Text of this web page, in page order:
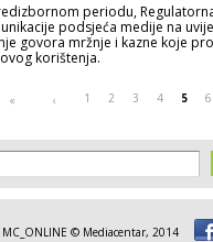
periodu,
podsjeća medije na
govora mržnje i kazne koje
korištenja.
« ‹ 1 2 3 4 5 6
form
MC_ONLINE © Mediacentar, 2014